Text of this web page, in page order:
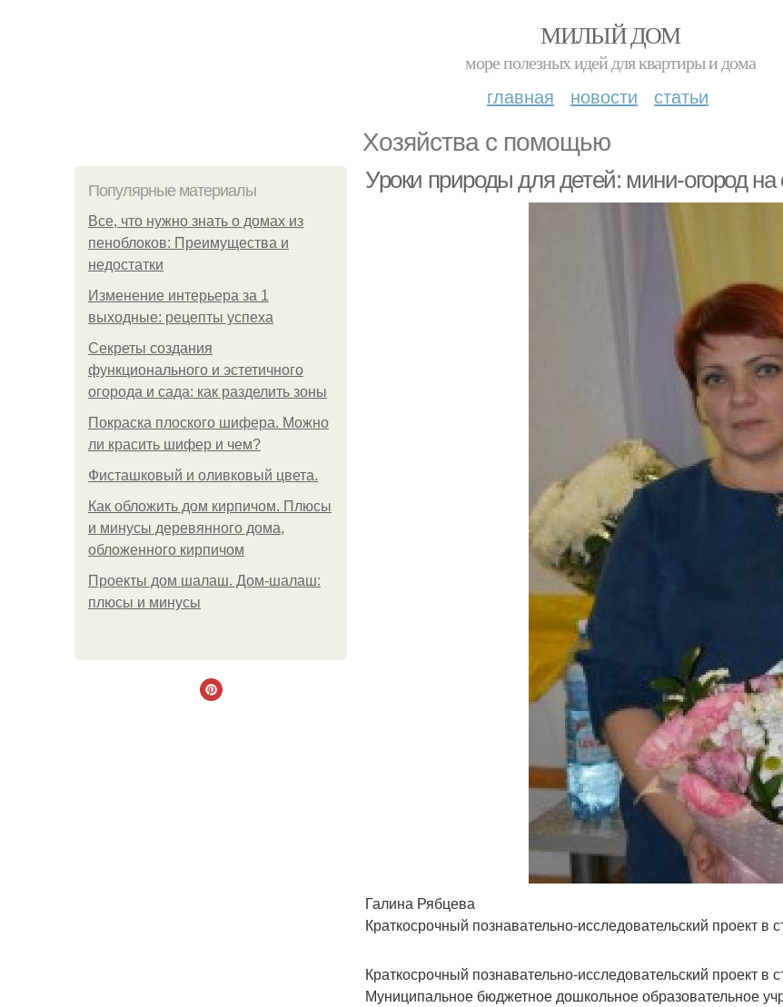
МИЛЫЙ ДОМ
море полезных идей для квартиры и дома
главная новости статьи
Хозяйства с помощью
Популярные материалы
Все, что нужно знать о домах из
пеноблоков: Преимущества и
недостатки
Изменение интерьера за 1
выходные: рецепты успеха
Секреты создания
функционального и эстетичного
огорода и сада: как разделить зоны
Покраска плоского шифера. Можно
ли красить шифер и чем?
Фисташковый и оливковый цвета.
Как обложить дом кирпичом. Плюсы
и минусы деревянного дома,
обложенного кирпичом
Проекты дом шалаш. Дом-шалаш:
плюсы и минусы
Уроки природы для детей: мини-огород на
Галина Рябцева
Краткосрочный познавательно-исследовательский проект в
Краткосрочный познавательно-исследовательский проект в
Муниципальное бюджетное дошкольное образовательное